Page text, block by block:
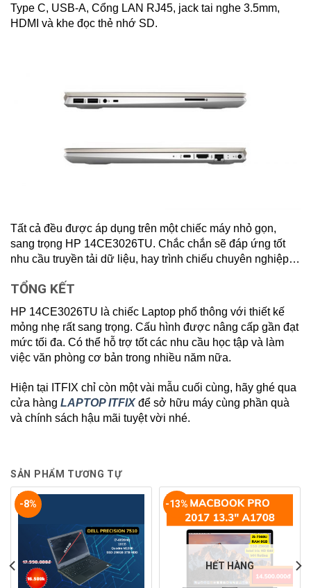
Type C, USB-A, Cổng LAN RJ45, jack tai nghe 3.5mm,
HDMI và khe đọc thẻ nhớ SD.
Tất cả đều được áp dụng trên một chiếc máy nhỏ gọn,
sang trọng HP 14CE3026TU. Chắc chắn sẽ đáp ứng tốt
nhu cầu truyền tải dữ liệu, hay trình chiếu chuyên nghiệp…
TỔNG KẾT
HP 14CE3026TU là chiếc Laptop phổ thông với thiết kế
mỏng nhẹ rất sang trọng. Cấu hình được nâng cấp gần đạt
mức tối đa. Có thể hỗ trợ tốt các nhu cầu học tập và làm
việc văn phòng cơ bản trong nhiều năm nữa.
Hiện tại ITFIX chỉ còn một vài mẫu cuối cùng, hãy ghé qua
cửa hàng LAPTOP ITFIXđể sở hữu máy cùng phần quà
và chính sách hậu mãi tuyệt vời nhé.
SẢN PHẨM TƯƠNG TỰ
-8% -13%
HẾT HÀNG